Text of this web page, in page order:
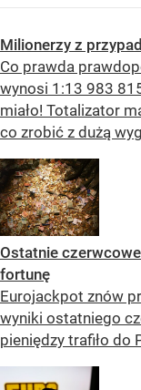
Milionerzy z
Co prawda
wynosi 1:13 983
miało! Totalizator
co zrobić z dużą
Ostatnie
fortunę
Eurojackpot znów
wyniki ostatniego
pieniędzy trafiło do